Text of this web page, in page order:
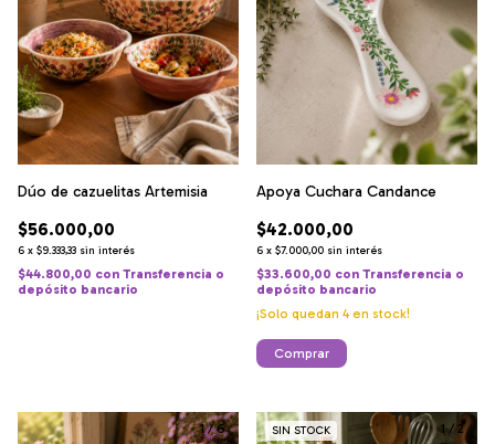
Dúo de cazuelitas Artemisia
$56.000,00
6 x $9.333,33 sin interés
$44.800,00 con Transferencia o
depósito bancario
Apoya Cuchara Candance
$42.000,00
6 x $7.000,00 sin interés
$33.600,00 con Transferencia o
depósito bancario
¡Solo quedan 4en stock!
1/6 1/2
SIN STOCK